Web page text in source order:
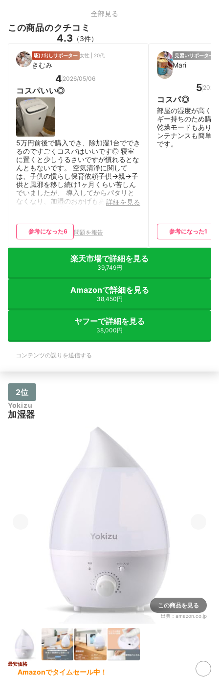
全部見る
この商品のクチコミ
4.3 （3件）
駆け出しサポーター 女性 | 20代
きむみ
4 2026/05/06
コスパいい◎
5万円前後で購入でき、除加湿1台ででき
るのですごくコスパはいいです◎ 寝室
に置くと少しうるさいですが慣れるとな
んともないです。 空気清浄に関して
は、子供の慣らし保育依頼子供→親→子
供と風邪を移し続け1ヶ月くらい苦しん
でいましたが、 導入してからパタリと
なくなり、加湿のおかげもあると思いま
しお手入れが面倒です。 サボると角に
ピンクカビ生えます。 お手入れがもう
詳細を見る
参考になった6 問題を報告
見習いサポーター
Mari
5
コスパ◎
部屋の湿度が高く
ギー持ちのため購
乾燥モードもあり
ンテナンスも簡単
です。
参考になった1
楽天市場で詳細を見る
39,749円
Amazonで詳細を見る
38,450円
ヤフーで詳細を見る
38,000円
コンテンツの誤りを送信する
2位
Yokizu
加湿器
この商品を見る
出典： amazon.co.jp
最安価格
Amazonでタイムセール中！